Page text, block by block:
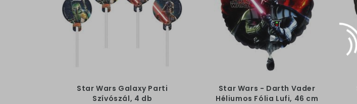
Star Wars Galaxy Parti
Szívószál, 4 db
Star Wars - Darth Vader
Héliumos Fólia Lufi, 46 cm